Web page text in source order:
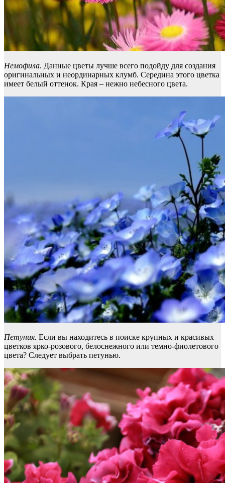
Немофила. Данные цветы лучше всего подойду для создания
оригинальных и неординарных клумб. Середина этого цветка
имеет белый оттенок. Края – нежно небесного цвета.
Петуния. Если вы находитесь в поиске крупных и красивых
цветков ярко-розового, белоснежного или темно-фиолетового
цвета? Следует выбрать петунью.